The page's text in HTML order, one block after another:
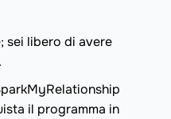
sei libero di avere
il programma in